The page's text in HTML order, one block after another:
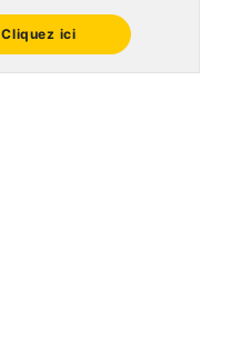
Cliquez ici